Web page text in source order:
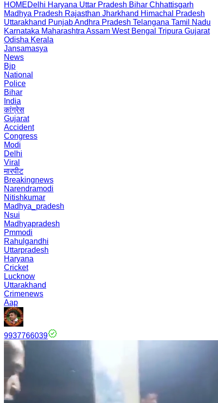
HOMEDelhi Haryana Uttar Pradesh Bihar Chhattisgarh
Madhya Pradesh Rajasthan Jharkhand Himachal Pradesh
Uttarakhand PunjabAndhra Pradesh Telangana Tamil Nadu
Karnataka Maharashtra Assam West Bengal Tripura Gujarat
Odisha Kerala
Jansamasya
News
Bjp
National
Police
Bihar
India
कांग्रेस
Gujarat
Accident
Congress
Modi
Delhi
Viral
मारपीट
Breakingnews
Narendramodi
Nitishkumar
Madhya_pradesh
Nsui
Madhyapradesh
Pmmodi
Rahulgandhi
Uttarpradesh
Haryana
Cricket
Lucknow
Uttarakhand
Crimenews
Aap
9937766039